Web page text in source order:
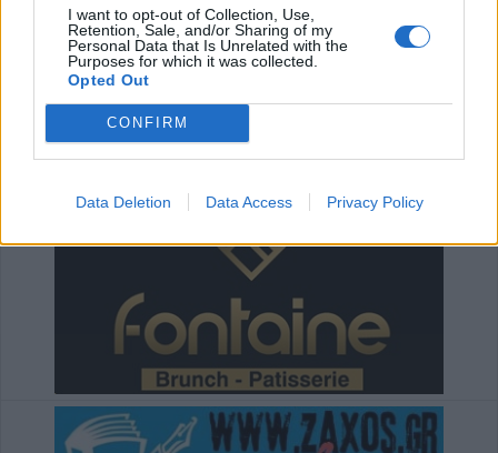
I want to opt-out of Collection, Use,
Retention, Sale, and/or Sharing of my
Personal Data that Is Unrelated with the
Purposes for which it was collected.
Opted Out
CONFIRM
Data Deletion Data Access Privacy Policy